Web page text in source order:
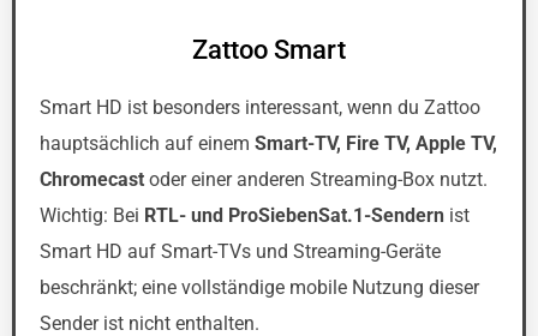
Zattoo Smart
Smart HD ist besonders interessant, wenn du Zattoo
hauptsächlich auf einem Smart-TV, Fire TV, Apple TV,
Chromecast oder einer anderen Streaming-Box nutzt.
Wichtig: Bei RTL- und ProSiebenSat.1-Sendern ist
Smart HD auf Smart-TVs und Streaming-Geräte
beschränkt; eine vollständige mobile Nutzung dieser
Sender ist nicht enthalten.